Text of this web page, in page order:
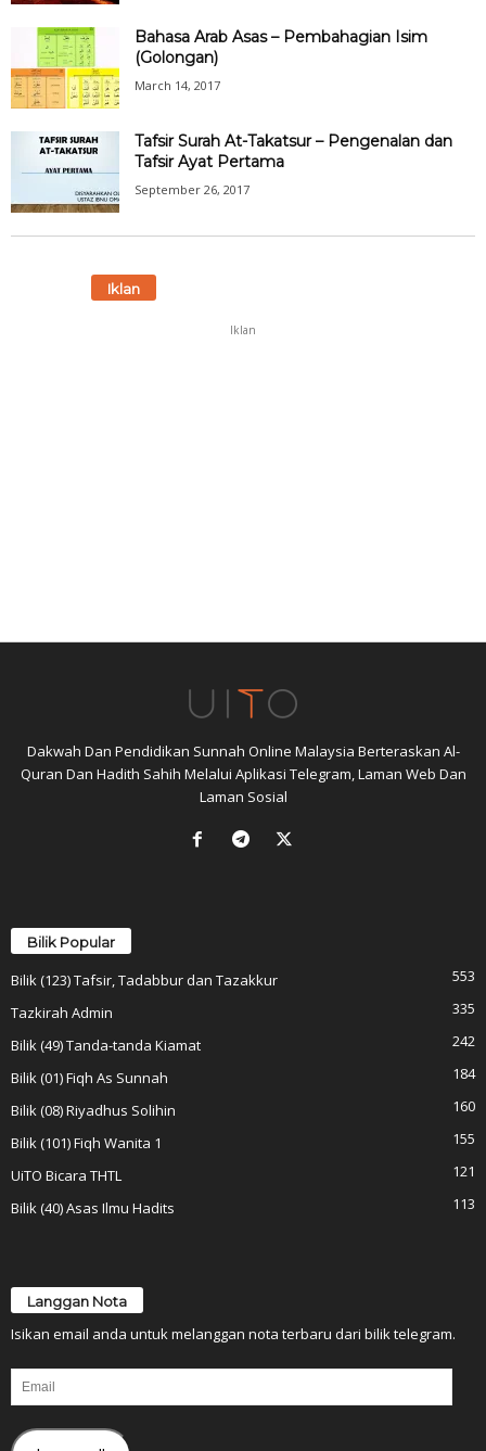
Bahasa Arab Asas – Pembahagian Isim
(Golongan)
March 14, 2017
Tafsir Surah At-Takatsur – Pengenalan dan
Tafsir Ayat Pertama
September 26, 2017
Iklan
Iklan
Dakwah Dan Pendidikan Sunnah Online Malaysia Berteraskan Al-
Quran Dan Hadith Sahih Melalui Aplikasi Telegram, Laman Web Dan
Laman Sosial
Bilik Popular
Bilik (123) Tafsir, Tadabbur dan Tazakkur
553
Tazkirah Admin
335
Bilik (49) Tanda-tanda Kiamat
242
Bilik (01) Fiqh As Sunnah
184
Bilik (08) Riyadhus Solihin
160
Bilik (101) Fiqh Wanita 1
155
UiTO Bicara THTL
121
Bilik (40) Asas Ilmu Hadits
113
Langgan Nota
Isikan email anda untuk melanggan nota terbaru dari bilik telegram.
Email